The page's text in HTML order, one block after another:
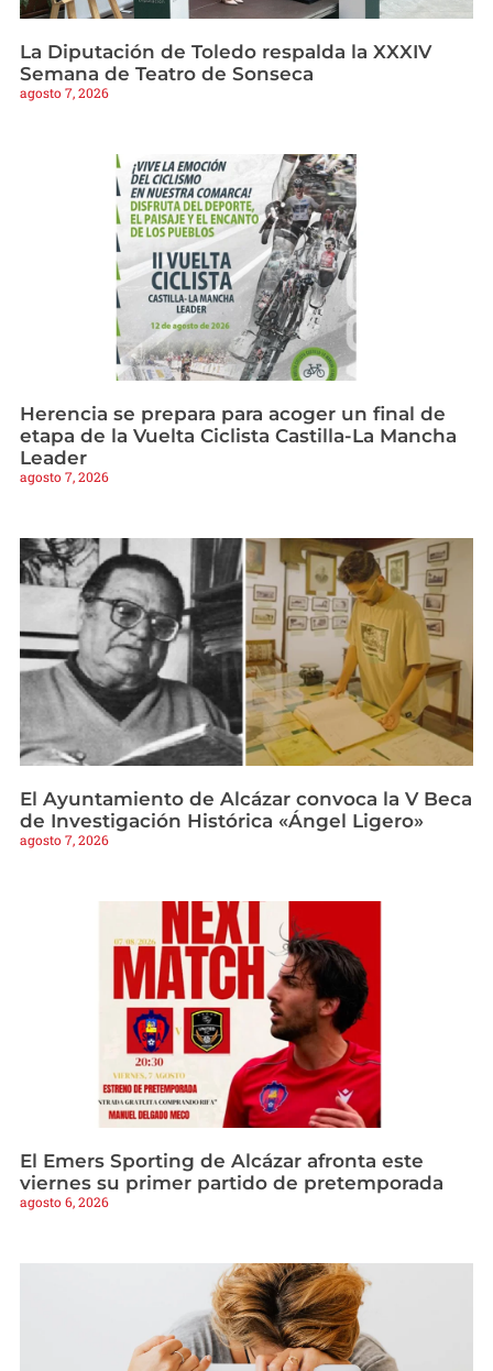
La Diputación de Toledo respalda la XXXIV
Semana de Teatro de Sonseca
agosto 7, 2026
Herencia se prepara para acoger un final de
etapa de la Vuelta Ciclista Castilla-La Mancha
Leader
agosto 7, 2026
El Ayuntamiento de Alcázar convoca la V Beca
de Investigación Histórica «Ángel Ligero»
agosto 7, 2026
El Emers Sporting de Alcázar afronta este
viernes su primer partido de pretemporada
agosto 6, 2026